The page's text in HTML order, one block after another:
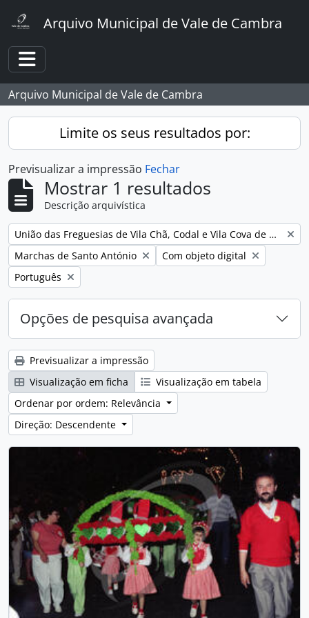
Arquivo Municipal de Vale de Cambra
Toggle navigation
Arquivo Municipal de Vale de Cambra
Limite os seus resultados por:
Previsualizar a impressão Fechar
Mostrar 1 resultados
Descrição arquivística
Remover filtro:
União das Freguesias de Vila Chã, Codal e Vila Cova de Perrinho
Remover filtro:
Marchas de Santo António Remover filtro:
Com objeto digital
Remover filtro:
Português
Opções de pesquisa avançada
Previsualizar a impressão
Visualização em ficha
Visualização em tabela
Ordenar por ordem: Relevância
Direção: Descendente